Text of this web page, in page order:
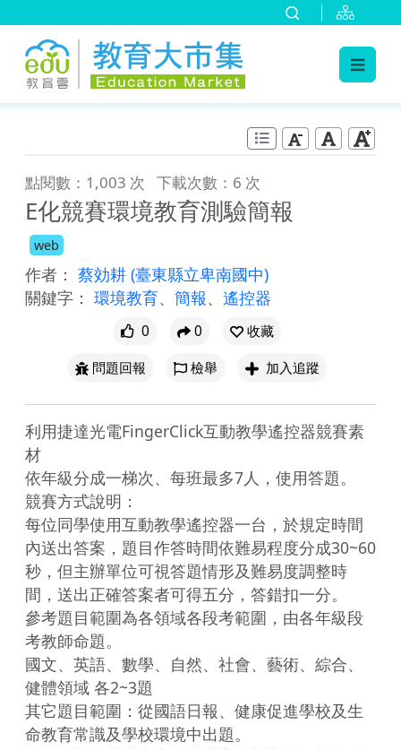
點閱數：1,003 次 下載次數：6 次
E化競賽環境教育測驗簡報
web
作者： 蔡効耕 (臺東縣立卑南國中)
關鍵字： 環境教育、 簡報、 遙控器
0 0
收藏
問題回報
檢舉 加入追蹤
利用捷達光電FingerClick互動教學遙控器競賽素
材
依年級分成一梯次、每班最多7人，使用答題。
競賽方式說明：
每位同學使用互動教學遙控器一台，於規定時間
內送出答案，題目作答時間依難易程度分成30~60
秒，但主辦單位可視答題情形及難易度調整時
間，送出正確答案者可得五分，答錯扣一分。
參考題目範圍為各領域各段考範圍，由各年級段
考教師命題。
國文、英語、數學、自然、社會、藝術、綜合、
健體領域 各2~3題
其它題目範圍：從國語日報、健康促進學校及生
命教育常識及學校環境中出題。